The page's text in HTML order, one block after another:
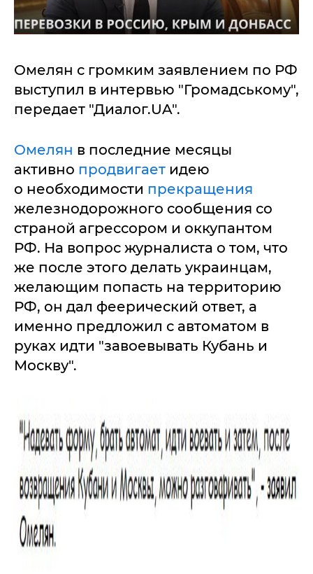
Омелян с громким заявлением по РФ
выступил в интервью "Громадському",
передает "Диалог.UA".
Омелян в последние месяцы
активно продвигает идею
о необходимости прекращения
железнодорожного сообщения со
страной агрессором и оккупантом
РФ. На вопрос журналиста о том, что
же после этого делать украинцам,
желающим попасть на территорию
РФ, он дал феерический ответ, а
именно предложил с автоматом в
руках идти "завоевывать Кубань и
Москву".